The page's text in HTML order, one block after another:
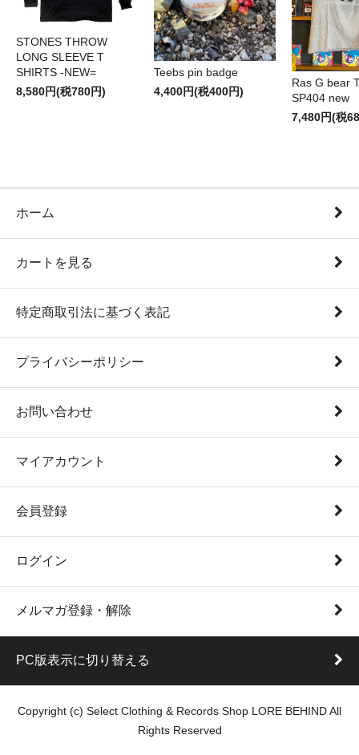
STONES THROW
LONG SLEEVE T
SHIRTS -NEW=
8,580円(税780円)
Teebs pin badge
4,400円(税400円)
Ras G bear
SP404 new
7,480円(税
ホーム
カートを見る
特定商取引法に基づく表記
プライバシーポリシー
お問い合わせ
マイアカウント
会員登録
ログイン
メルマガ登録・解除
PC版表示に切り替える
Copyright (c) Select Clothing & Records Shop LORE BEHIND All
Rights Reserved